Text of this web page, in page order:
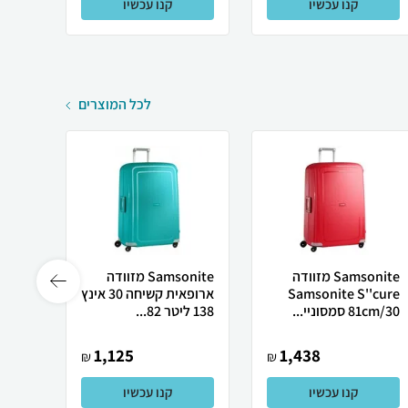
קנו עכשיו קנו עכשיו
לכל המוצרים
Samsonite מזוודה
Samsonite S''cure
81cm/30 סמסוניי...
1,438
₪
קנו עכשיו
Samsonite מזוודה
ארופאית קשיחה 30 אינץ
138 ליטר 82...
1,125
₪
קנו עכשיו